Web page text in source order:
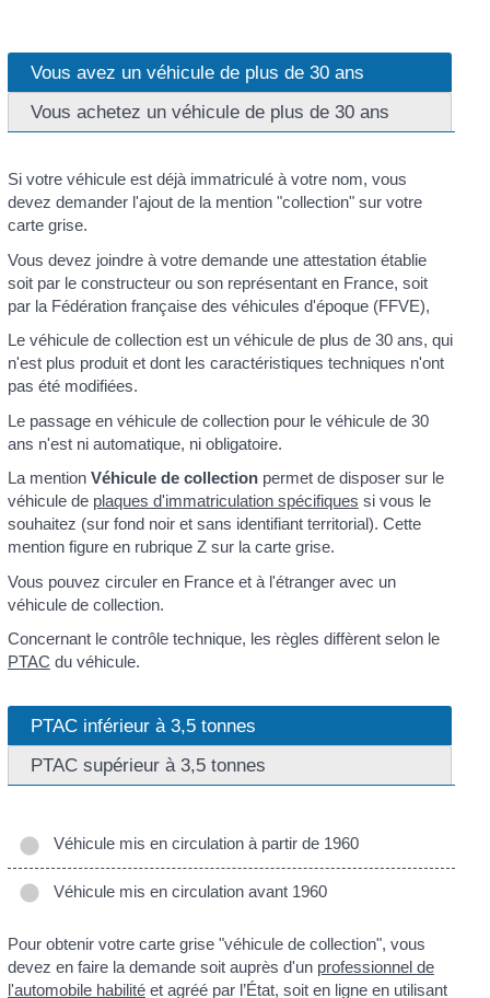
Vous avez un véhicule de plus de 30 ans
Vous achetez un véhicule de plus de 30 ans
Si votre véhicule est déjà immatriculé à votre nom, vous
devez demander l'ajout de la mention "collection" sur votre
carte grise.
Vous devez joindre à votre demande une attestation établie
soit par le constructeur ou son représentant en France, soit
par la Fédération française des véhicules d'époque (FFVE),
Le véhicule de collection est un véhicule de plus de 30 ans, qui
n'est plus produit et dont les caractéristiques techniques n'ont
pas été modifiées.
Le passage en véhicule de collection pour le véhicule de 30
ans n'est ni automatique, ni obligatoire.
La mention Véhicule de collectionpermet de disposer sur le
véhicule de plaques d'immatriculation spécifiques si vous le
souhaitez (sur fond noir et sans identifiant territorial). Cette
mention figure en rubrique Z sur la carte grise.
Vous pouvez circuler en France et à l'étranger avec un
véhicule de collection.
Concernant le contrôle technique, les règles diffèrent selon le
PTAC du véhicule.
PTAC inférieur à 3,5 tonnes
PTAC supérieur à 3,5 tonnes
Véhicule mis en circulation à partir de 1960
Véhicule mis en circulation avant 1960
Pour obtenir votre carte grise "véhicule de collection", vous
devez en faire la demande soit auprès d'un professionnel de
l'automobile habilitéet agréé par l’État, soit en ligne en utilisant